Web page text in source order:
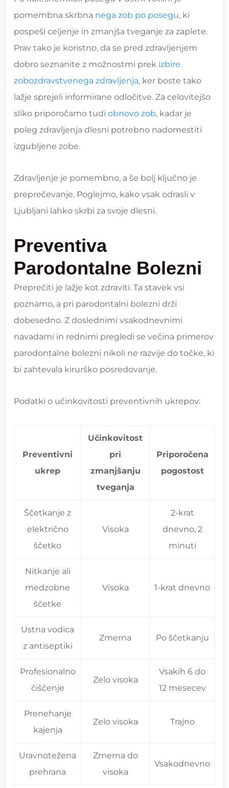
pomembna skrbna nega zob po posegu, ki
pospeši celjenje in zmanjša tveganje za zaplete.
Prav tako je koristno, da se pred zdravljenjem
dobro seznanite z možnostmi prek izbire
zobozdravstvenega zdravljenja, ker boste tako
lažje sprejeli informirane odločitve. Za celovitejšo
sliko priporočamo tudi obnovo zob, kadar je
poleg zdravljenja dlesni potrebno nadomestiti
izgubljene zobe.
Zdravljenje je pomembno, a še bolj ključno je
preprečevanje. Poglejmo, kako vsak odrasli v
Ljubljani lahko skrbi za svoje dlesni.
Preventiva
Parodontalne Bolezni
Preprečiti je lažje kot zdraviti. Ta stavek vsi
poznamo, a pri parodontalni bolezni drži
dobesedno. Z doslednimi vsakodnevnimi
navadami in rednimi pregledi se večina primerov
parodontalne bolezni nikoli ne razvije do točke, ki
bi zahtevala kirurško posredovanje.
Podatki o učinkovitosti preventivnih ukrepov:
Preventivni
ukrep
Učinkovitost
pri
zmanjšanju
tveganja
Priporočena
pogostost
Ščetkanje z
električno
ščetko
Visoka
2-krat
dnevno, 2
minuti
Nitkanje ali
medzobne
ščetke
Visoka 1-krat dnevno
Ustna vodica
z antiseptiki
Zmerna Po ščetkanju
Profesionalno
čiščenje
Zelo visoka
Vsakih 6 do
12 mesecev
Prenehanje
kajenja
Zelo visoka Trajno
Uravnotežena
prehrana
Zmerna do
visoka
Vsakodnevno